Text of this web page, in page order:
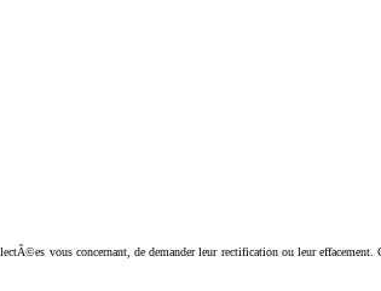
vous concernant, de demander leur rectification ou leur effacement.